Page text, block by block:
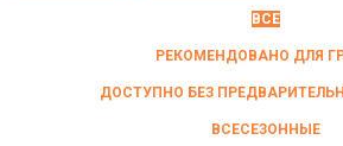
ВСЕ
РЕКОМЕНДОВАНО ДЛЯ
ДОСТУПНО БЕЗ
ВСЕСЕЗОННЫЕ